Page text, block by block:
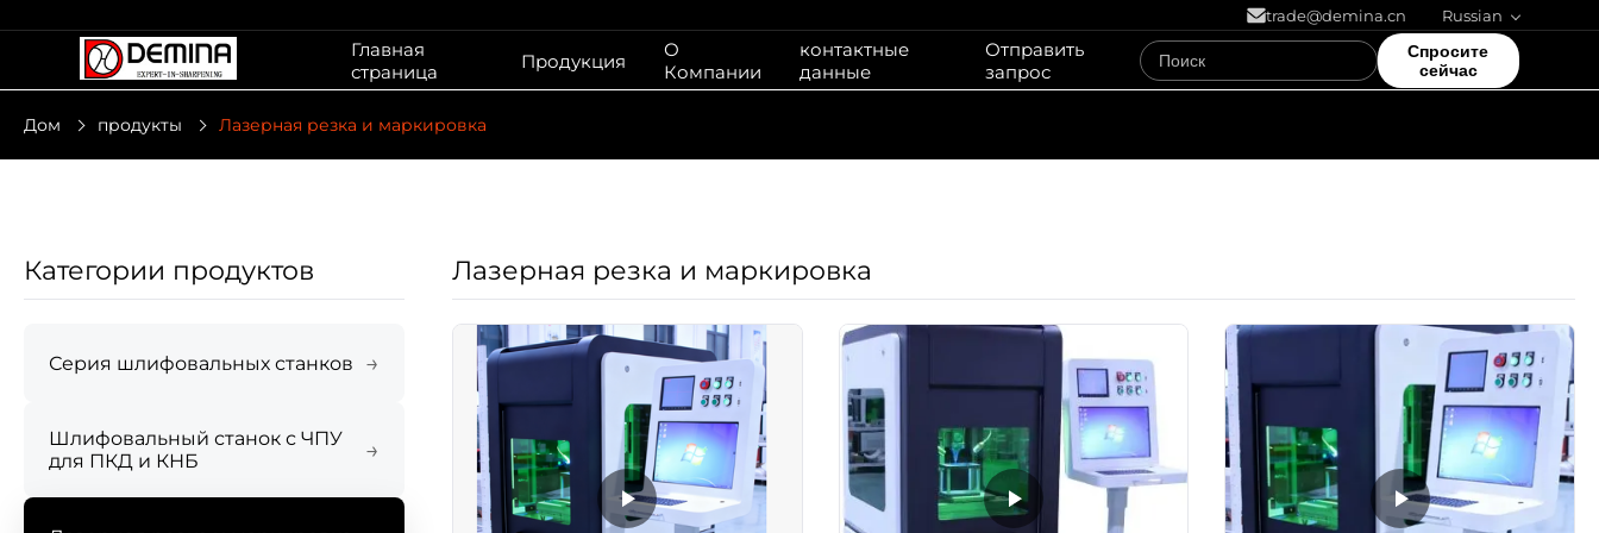
trade@demina.cn Russian
Главная
страница
Продукция
О
Компании
контактные
данные
Отправить
запрос
Спросите
сейчас
Дом продукты Лазерная резка и маркировка
Категории продуктов
Серия шлифовальных станков →
Шлифовальный станок с ЧПУ
для ПКД и КНБ
→
Лазерная резка и маркировка